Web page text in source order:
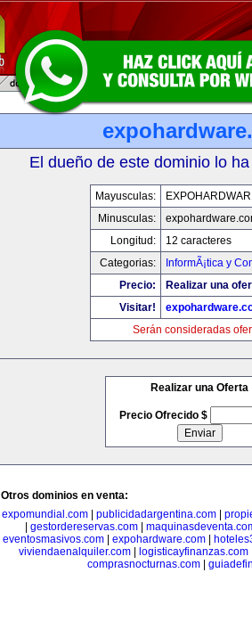
El dueño de este dominio lo
Mayusculas:
Minusculas:
Longitud:
12 caracteres
Categorias:
InformÃ¡tica y
Precio:
Realizar una
Visitar!
Serán consideradas
Realizar una Oferta
Precio Ofrecido $
Otros dominios en venta:
expomundial.com| publicidadargentina.com|
gestordereservas.com|
eventosmasivos.com
expohardware.com
viviendaenalquiler.com
logisticayfinanzas.com
comprasnocturnas.com